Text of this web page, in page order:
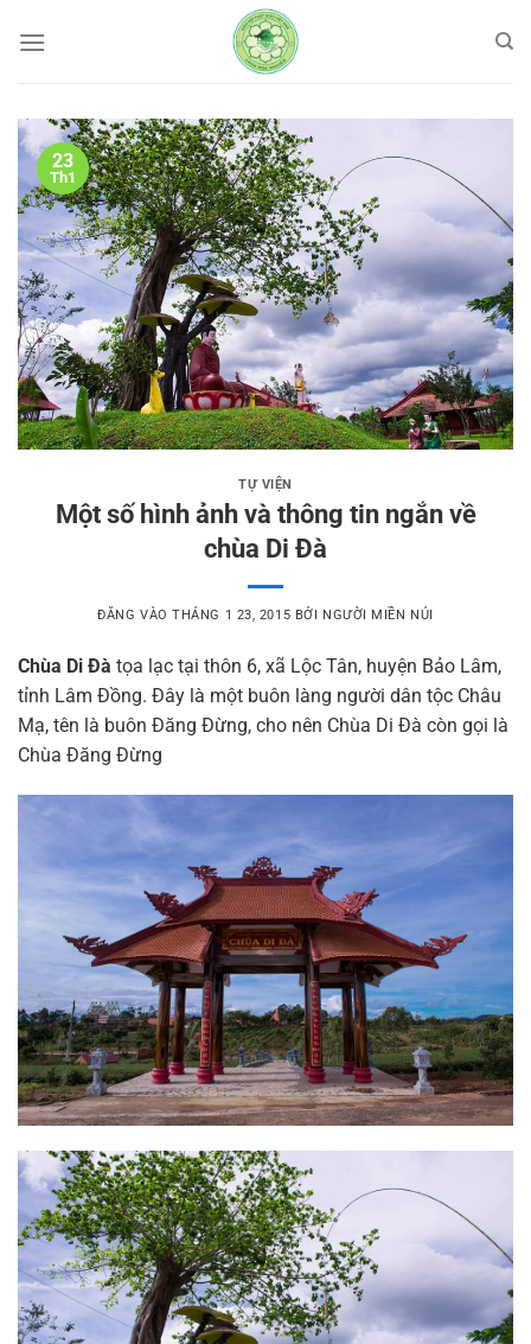
qua
23
Th1
TỰ VIỆN
Một số hình ảnh và thông tin ngắn về
chùa Di Đà
ĐĂNG VÀOTHÁNG 1 23, 2015 BỞI NGƯỜI MIỀN NÚI
Chùa Di Đà tọa lạc tại thôn 6, xã Lộc Tân, huyện Bảo Lâm,
tỉnh Lâm Đồng. Đây là một buôn làng người dân tộc Châu
Mạ, tên là buôn Đăng Đừng, cho nên Chùa Di Đà còn gọi là
Chùa Đăng Đừng